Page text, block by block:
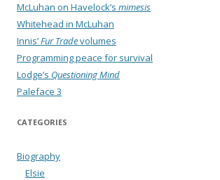
McLuhan on Havelock’s mimesis
Whitehead in McLuhan
Innis’Fur Tradevolumes
Programming peace for survival
Lodge’s Questioning Mind
Paleface 3
CATEGORIES
Biography
Elsie